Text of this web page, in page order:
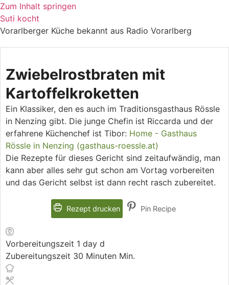
Zum Inhalt springen
Suti kocht
Vorarlberger Küche bekannt aus Radio Vorarlberg
Zwiebelrostbraten mit
Kartoffelkroketten
Ein Klassiker, den es auch im Traditionsgasthaus Rössle
in Nenzing gibt. Die junge Chefin ist Riccarda und der
erfahrene Küchenchef ist Tibor: Home - Gasthaus
Rössle in Nenzing (gasthaus-roessle.at)
Die Rezepte für dieses Gericht sind zeitaufwändig, man
kann aber alles sehr gut schon am Vortag vorbereiten
und das Gericht selbst ist dann recht rasch zubereitet.
Rezept drucken Pin Recipe
Vorbereitungszeit 1 day d
Zubereitungszeit 30 Minuten Min.